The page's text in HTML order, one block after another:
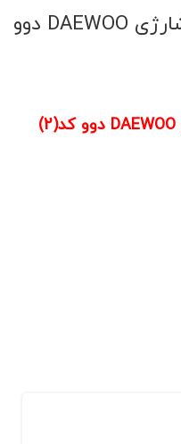
دریل ضربه ای و چکشی شارژی DAEWOO دوو